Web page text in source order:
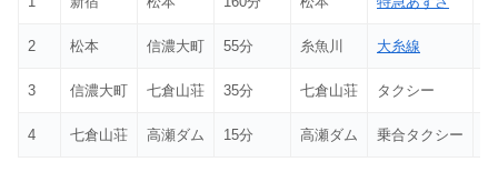
2 松本 信濃大町 55分 糸魚川 大糸線
3 信濃大町 七倉山荘 35分 七倉山荘 タクシー
4 七倉山荘 高瀬ダム 15分 高瀬ダム 乗合タクシー